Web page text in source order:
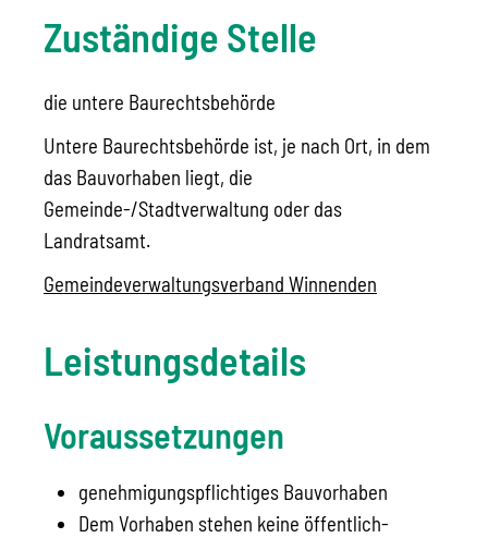
Zuständige Stelle
die untere Baurechtsbehörde
Untere Baurechtsbehörde ist, je nach Ort, in dem
das Bauvorhaben liegt, die
Gemeinde-/Stadtverwaltung oder das
Landratsamt.
Gemeindeverwaltungsverband Winnenden
Leistungsdetails
Voraussetzungen
genehmigungspflichtiges Bauvorhaben
Dem Vorhaben stehen keine öffentlich-